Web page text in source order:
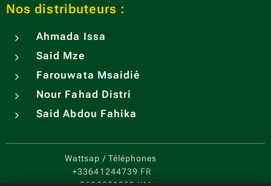
Nos distributeurs :
Ahmada Issa
Said Mze
Farouwata Msaidié
Nour Fahad Distri
Said Abdou Fahika
Wattsap / Téléphones
+33641244739 FR